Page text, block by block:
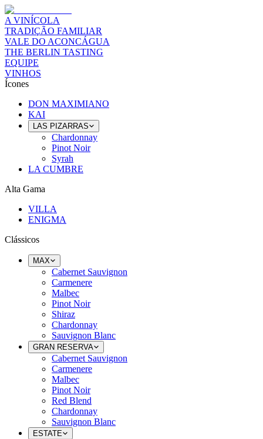
A VINÍCOLA
TRADIÇÃO FAMILIAR
VALE DO ACONCÁGUA
THE BERLIN TASTING
EQUIPE
VINHOS
Ícones
DON MAXIMIANO
KAI
LAS PIZARRAS
Chardonnay
Pinot Noir
Syrah
LA CUMBRE
Alta Gama
VILLA
ENIGMA
Clássicos
MAX
Cabernet Sauvignon
Carmenere
Malbec
Pinot Noir
Shiraz
Chardonnay
Sauvignon Blanc
GRAN RESERVA
Cabernet Sauvignon
Carmenere
Malbec
Pinot Noir
Red Blend
Chardonnay
Sauvignon Blanc
ESTATE